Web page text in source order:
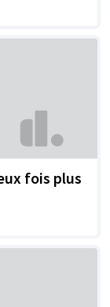
fois plus